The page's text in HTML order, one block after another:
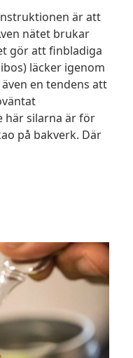
är att
nätet brukar
gör att finbladiga
läcker igenom
en tendens att
här silarna är för
på bakverk. Där